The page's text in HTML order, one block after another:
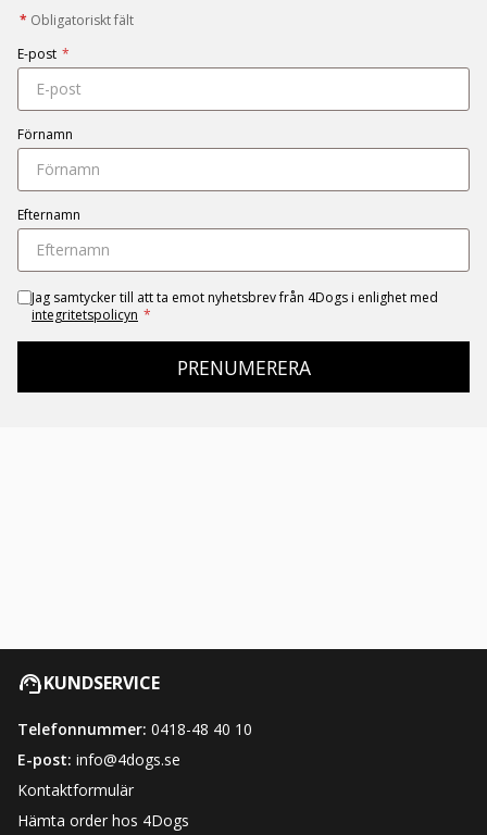
* Obligatoriskt fält
E-post *
Förnamn
Efternamn
Jag samtycker till att ta emot nyhetsbrev från 4Dogs i enlighet med
integritetspolicyn *
PRENUMERERA
KUNDSERVICE
Telefonnummer: 0418-48 40 10
E-post: info@4dogs.se
Kontaktformulär
Hämta order hos 4Dogs